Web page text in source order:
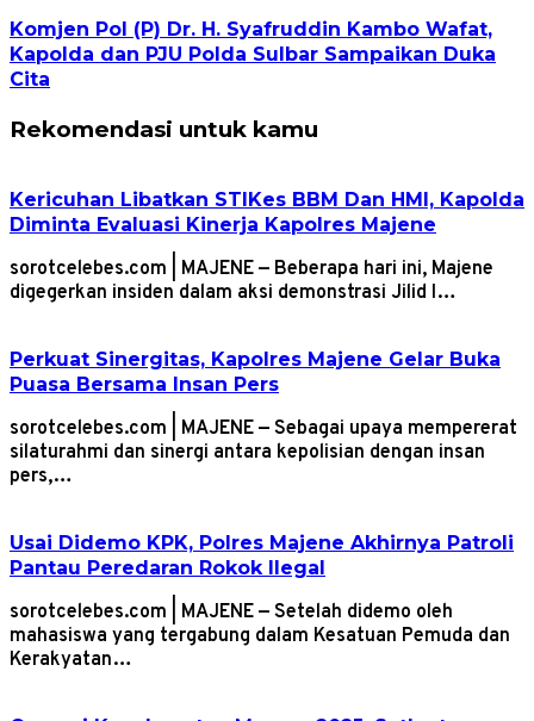
Komjen Pol (P) Dr. H. Syafruddin Kambo Wafat,
Kapolda dan PJU Polda Sulbar Sampaikan Duka
Cita
Rekomendasi untuk kamu
Kericuhan Libatkan STIKes BBM Dan HMI, Kapolda
Diminta Evaluasi Kinerja Kapolres Majene
sorotcelebes.com | MAJENE — Beberapa hari ini, Majene
digegerkan insiden dalam aksi demonstrasi Jilid I…
Perkuat Sinergitas, Kapolres Majene Gelar Buka
Puasa Bersama Insan Pers
sorotcelebes.com | MAJENE — Sebagai upaya mempererat
silaturahmi dan sinergi antara kepolisian dengan insan
pers,…
Usai Didemo KPK, Polres Majene Akhirnya Patroli
Pantau Peredaran Rokok Ilegal
sorotcelebes.com | MAJENE — Setelah didemo oleh
mahasiswa yang tergabung dalam Kesatuan Pemuda dan
Kerakyatan…